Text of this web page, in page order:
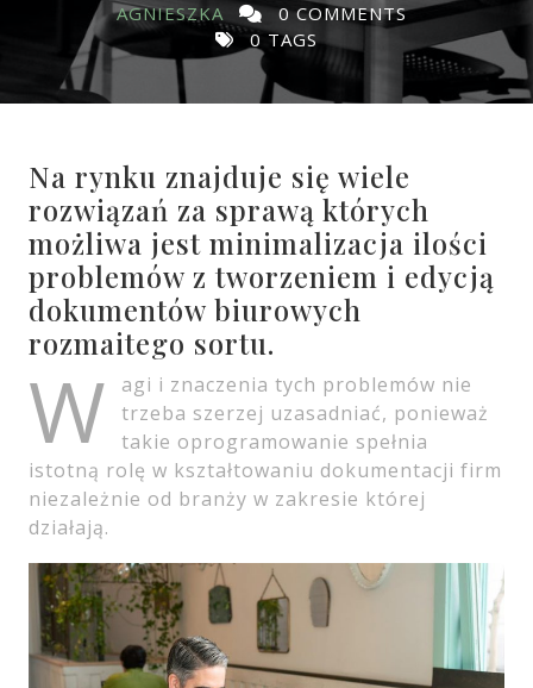
AGNIESZKA
0 COMMENTS
0 TAGS
Na rynku znajduje się wiele
rozwiązań za sprawą których
możliwa jest minimalizacja ilości
problemów z tworzeniem i edycją
dokumentów biurowych
rozmaitego sortu.
W
agi i znaczenia tych problemów nie
trzeba szerzej uzasadniać, ponieważ
takie oprogramowanie spełnia
istotną rolę w kształtowaniu dokumentacji firm
niezależnie od branży w zakresie której
działają.